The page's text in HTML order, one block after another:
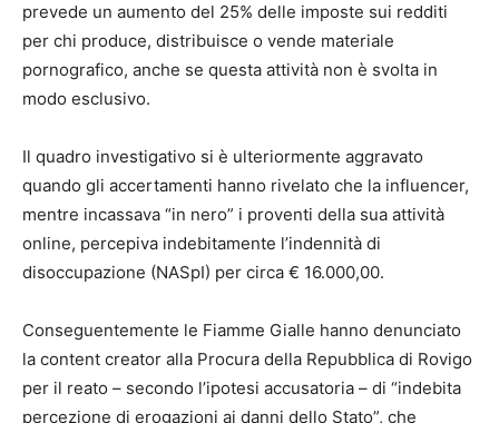
prevede un aumento del 25% delle imposte sui redditi
per chi produce, distribuisce o vende materiale
pornografico, anche se questa attività non è svolta in
modo esclusivo.
Il quadro investigativo si è ulteriormente aggravato
quando gli accertamenti hanno rivelato che la influencer,
mentre incassava “in nero” i proventi della sua attività
online, percepiva indebitamente l’indennità di
disoccupazione (NASpI) per circa € 16.000,00.
Conseguentemente le Fiamme Gialle hanno denunciato
la content creator alla Procura della Repubblica di Rovigo
per il reato – secondo l’ipotesi accusatoria – di “indebita
percezione di erogazioni ai danni dello Stato”, che